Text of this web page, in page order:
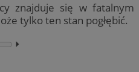
znajduje się w fatalnym
tylko ten stan pogłębić.
⏵︎